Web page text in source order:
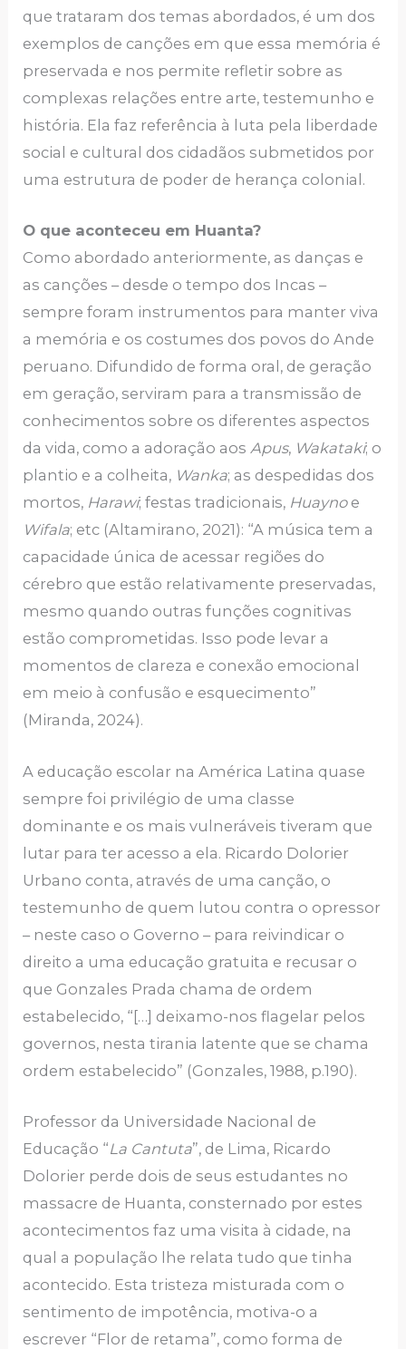
que trataram dos temas abordados, é um dos
exemplos de canções em que essa memória é
preservada e nos permite refletir sobre as
complexas relações entre arte, testemunho e
história. Ela faz referência à luta pela liberdade
social e cultural dos cidadãos submetidos por
uma estrutura de poder de herança colonial.
O que aconteceu em Huanta?
Como abordado anteriormente, as danças e
as canções – desde o tempo dos Incas –
sempre foram instrumentos para manter viva
a memória e os costumes dos povos do Ande
peruano. Difundido de forma oral, de geração
em geração, serviram para a transmissão de
conhecimentos sobre os diferentes aspectos
da vida, como a adoração aosApus, Wakataki; o
plantio e a colheita, Wanka; as despedidas dos
mortos, Harawi; festas tradicionais, Huaynoe
Wifala; etc (Altamirano, 2021): “A música tem a
capacidade única de acessar regiões do
cérebro que estão relativamente preservadas,
mesmo quando outras funções cognitivas
estão comprometidas. Isso pode levar a
momentos de clareza e conexão emocional
em meio à confusão e esquecimento”
(Miranda, 2024).
A educação escolar na América Latina quase
sempre foi privilégio de uma classe
dominante e os mais vulneráveis tiveram que
lutar para ter acesso a ela. Ricardo Dolorier
Urbano conta, através de uma canção, o
testemunho de quem lutou contra o opressor
– neste caso o Governo – para reivindicar o
direito a uma educação gratuita e recusar o
que Gonzales Prada chama de ordem
estabelecido, “[…] deixamo-nos flagelar pelos
governos, nesta tirania latente que se chama
ordem estabelecido” (Gonzales, 1988, p.190).
Professor da Universidade Nacional de
Educação “La Cantuta”, de Lima, Ricardo
Dolorier perde dois de seus estudantes no
massacre de Huanta, consternado por estes
acontecimentos faz uma visita à cidade, na
qual a população lhe relata tudo que tinha
acontecido. Esta tristeza misturada com o
sentimento de impotência, motiva-o a
escrever “Flor de retama”, como forma de